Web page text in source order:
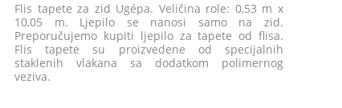
Flis tapete za zid Ugépa. Veličina role: 0,53 m x
10,05 m. Ljepilo se nanosi samo na zid.
Preporučujemo kupiti ljepilo za tapete od flisa.
Flis tapete su proizvedene od specijalnih
staklenih vlakana sa dodatkom polimernog
veziva.